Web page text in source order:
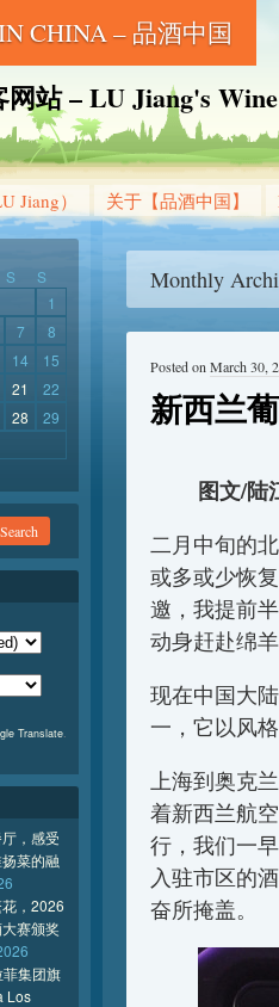
CHINA – 品酒中国
站 – LU Jiang's
Jiang） 关于【品酒中国】
Monthly
新西兰
Posted on March 30,
图文/陆
二月中旬的
或多或少恢
邀，我提前
动身赶赴绵
现在中国大
一，它以风
上海到奥克
着新西兰航
行，我们一
入驻市区的
奋所掩盖。
S
S
1
7
8
14
15
21
22
28
29
Translate.
，感受
菜的融
，2026
赛颁奖
集团旗
Los